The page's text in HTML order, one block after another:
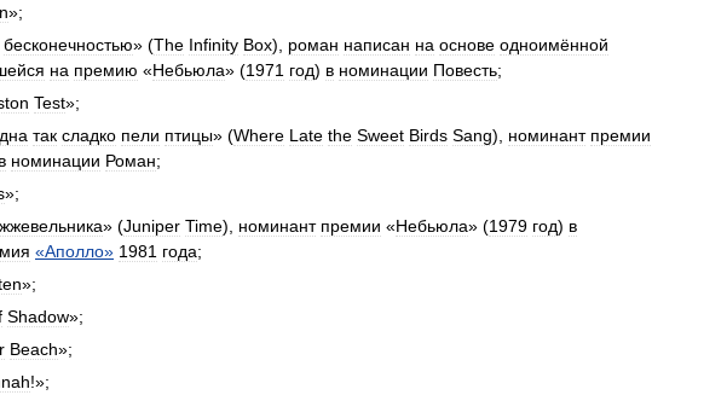
»;
бесконечностью» (The Infinity Box), роман написан на основе одноимённой
на премию «Небьюла» (1971 год) в номинации Повесть;
Test»;
так сладко пели птицы» (Where Late the Sweet Birds Sang), номинант премии
в номинации Роман;
»;
» (Juniper Time), номинант премии «Небьюла» (1979 год) в
«Аполло» 1981 года;
»;
Shadow»;
Beach»;
!»;